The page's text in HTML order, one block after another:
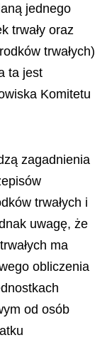
jednego
trwały oraz
trwałych)
ta jest
Komitetu
zagadnienia
trwałych i
uwagę, że
ma
obliczenia
od osób